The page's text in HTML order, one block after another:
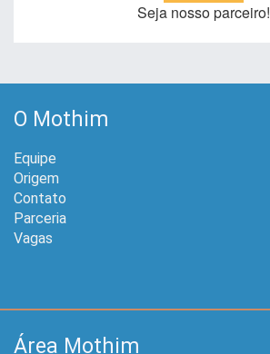
Seja nosso parceiro!
O Mothim
Equipe
Origem
Contato
Parceria
Vagas
Área Mothim